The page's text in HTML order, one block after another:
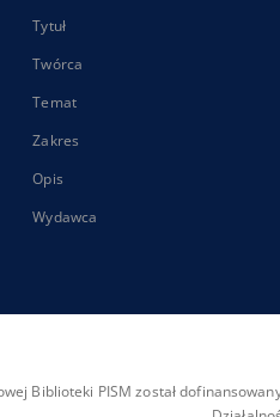
Tytuł
Twórca
Temat
Zakres
Opis
Wydawca
Biblioteki PISM został